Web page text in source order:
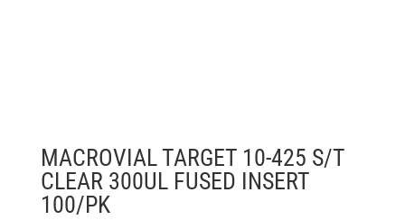
MACROVIAL TARGET 10-425 S/T
CLEAR 300UL FUSED INSERT
100/PK